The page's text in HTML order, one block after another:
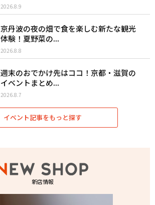
2026.8.9
京丹波の夜の畑で食を楽しむ新たな観光
体験！夏野菜の...
2026.8.8
週末のおでかけ先はココ！京都・滋賀の
イベントまとめ...
2026.8.7
イベント記事をもっと探す
新店情報